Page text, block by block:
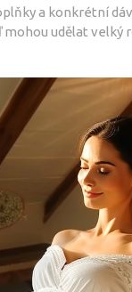
a konkrétní
udělat velký